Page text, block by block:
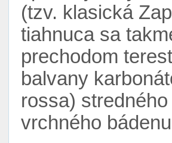
(tzv. klasická
tiahnuca sa
prechodom
balvany
rossa)
vrchného